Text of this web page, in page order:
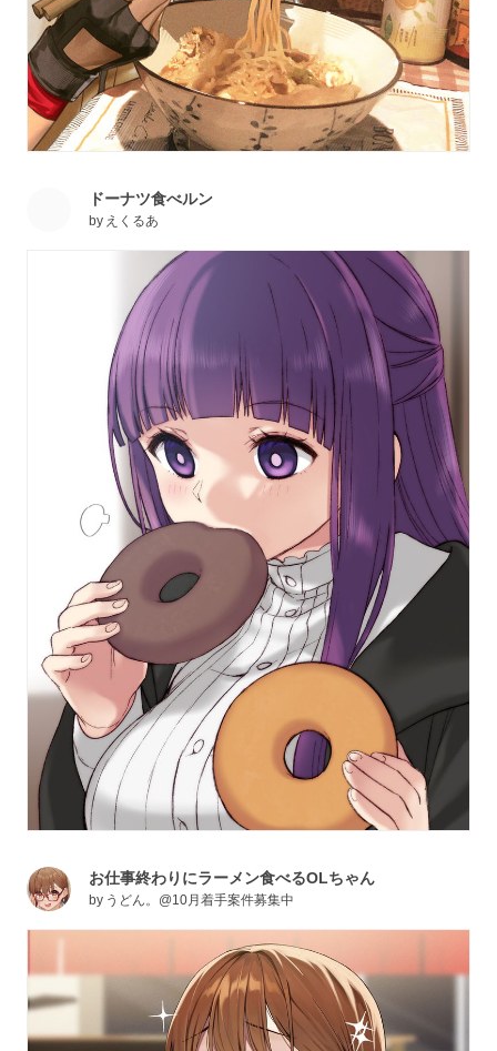
ドーナツ食べルン
by えくるあ
お仕事終わりにラーメン食べるOLちゃん
by うどん。@10月着手案件募集中